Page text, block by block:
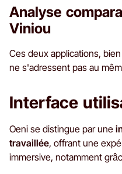
Analyse
Viniou
Ces deux applications,
ne s'adressent pas au
Interface
Oeni se distingue par une
travaillée, offrant une
immersive, notamment